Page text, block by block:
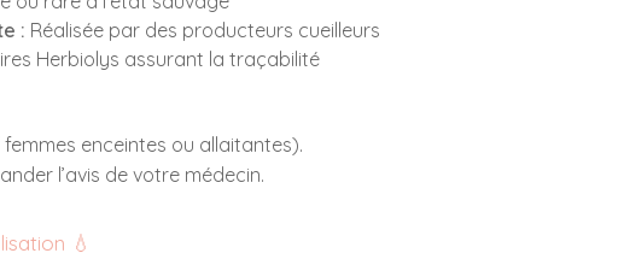
: Réalisée par des producteurs cueilleurs
Herbiolys assurant la traçabilité
enceintes ou allaitantes).
l’avis de votre médecin.
💧